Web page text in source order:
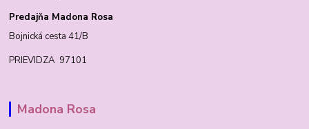
Predajňa Madona Rosa
Bojnická cesta 41/B
PRIEVIDZA 97101
Madona Rosa